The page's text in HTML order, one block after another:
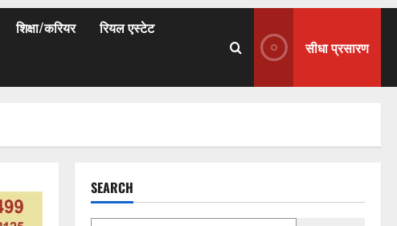
शिक्षा/करियर रियल एस्टेट
सीधा प्रसारण
SEARCH